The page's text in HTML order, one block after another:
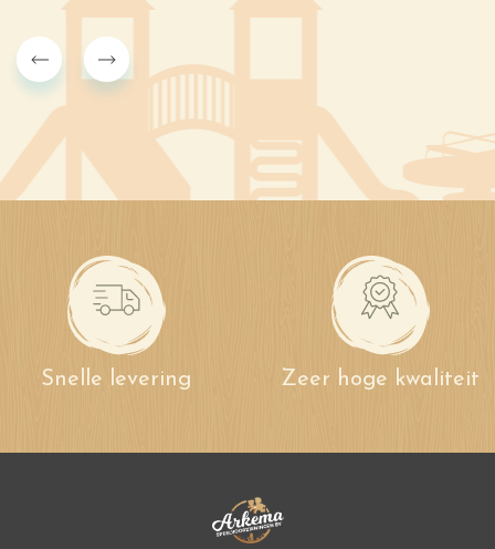
Snelle levering Zeer hoge kwaliteit